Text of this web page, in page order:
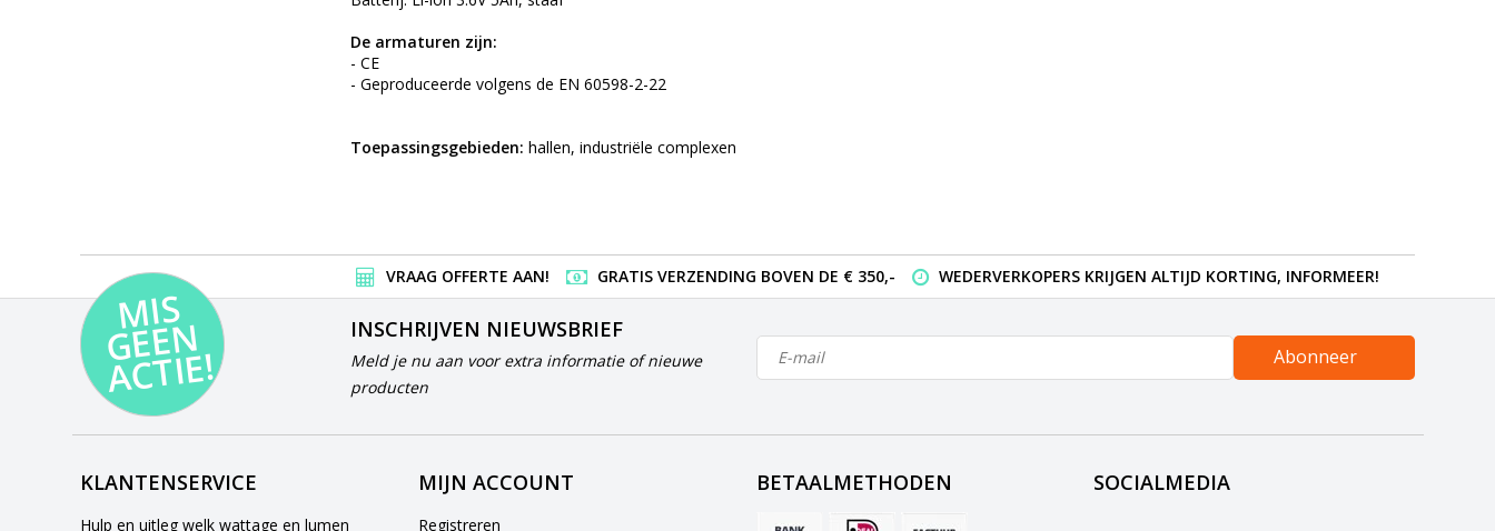
De armaturen zijn:
- CE
- Geproduceerde volgens de EN 60598-2-22
Toepassingsgebieden: hallen, industriële complexen
VRAAG OFFERTE AAN! GRATIS VERZENDING BOVEN DE € 350,- WEDERVERKOPERS KRIJGEN ALTIJD KORTING, INFORMEER!
MI
S
G
E
E
N
A
C
TI
E!
INSCHRIJVEN NIEUWSBRIEF
Meld je nu aan voor extra informatie of nieuwe
producten
Abonneer
KLANTENSERVICE
Hulp en uitleg welk wattage en lumen
MIJN ACCOUNT
Registreren
BETAALMETHODEN SOCIALMEDIA